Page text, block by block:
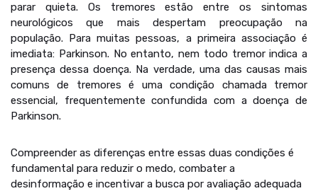
parar quieta. Os tremores estão entre os sintomas
neurológicos que mais despertam preocupação na
população. Para muitas pessoas, a primeira associação é
imediata: Parkinson. No entanto, nem todo tremor indica a
presença dessa doença. Na verdade, uma das causas mais
comuns de tremores é uma condição chamada tremor
essencial, frequentemente confundida com a doença de
Parkinson.
Compreender as diferenças entre essas duas condições é
fundamental para reduzir o medo, combater a
desinformação e incentivar a busca por avaliação adequada